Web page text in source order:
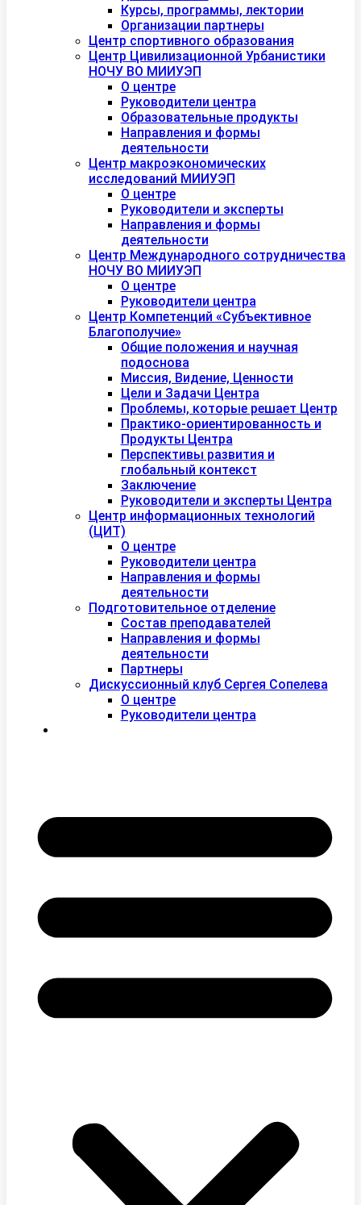
Курсы, программы, лектории
Организации партнеры
Центр спортивного образования
Центр Цивилизационной Урбанистики
НОЧУ ВО МИИУЭП
О центре
Руководители центра
Образовательные продукты
Направления и формы
деятельности
Центр макроэкономических
исследований МИИУЭП
О центре
Руководители и эксперты
Направления и формы
деятельности
Центр Международного сотрудничества
НОЧУ ВО МИИУЭП
О центре
Руководители центра
Центр Компетенций «Субъективное
Благополучие»
Общие положения и научная
подоснова
Миссия, Видение, Ценности
Цели и Задачи Центра
Проблемы, которые решает Центр
Практико-ориентированность и
Продукты Центра
Перспективы развития и
глобальный контекст
Заключение
Руководители и эксперты Центра
Центр информационных технологий
(ЦИТ)
О центре
Руководители центра
Направления и формы
деятельности
Подготовительное отделение
Состав преподавателей
Направления и формы
деятельности
Партнеры
Дискуссионный клуб Сергея Сопелева
О центре
Руководители центра